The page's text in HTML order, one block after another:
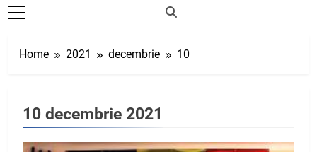
Home 2021 decembrie 10
10 decembrie 2021